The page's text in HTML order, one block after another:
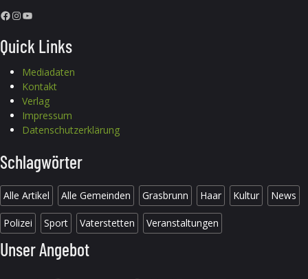
Facebook InstagramYouTube
Quick Links
Mediadaten
Kontakt
Verlag
Impressum
Datenschutzerklärung
Schlagwörter
Alle Artikel Alle Gemeinden Grasbrunn Haar Kultur News
Polizei Sport Vaterstetten Veranstaltungen
Unser Angebot